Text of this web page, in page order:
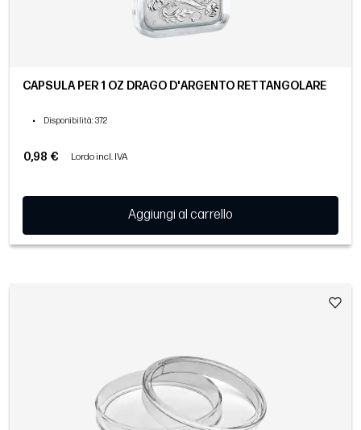
CAPSULA PER 1 OZ DRAGO D'ARGENTO RETTANGOLARE
• Disponibilità: 372
0,98 € Lordo incl. IVA
Aggiungi al carrello